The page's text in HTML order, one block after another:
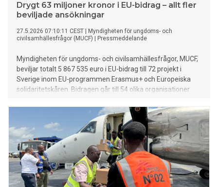
Drygt 63 miljoner kronor i EU-bidrag – allt fler
beviljade ansökningar
27.5.2026 07:10:11 CEST
Myndigheten för ungdoms- och
civilsamhällesfrågor (MUCF)
Pressmeddelande
Myndigheten för ungdoms- och civilsamhällesfrågor, MUCF,
beviljar totalt 5 867 535 euro i EU-bidrag till 72 projekt i
Sverige inom EU-programmen Erasmus+ och Europeiska
solidaritetskåren. Bidragen går till 54 olika organisationer
möjligheter till internationellt utbyte.